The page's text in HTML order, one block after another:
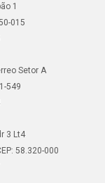
1
015
Setor A
549
3 Lt4
58.320-000